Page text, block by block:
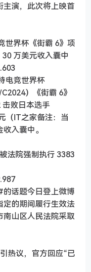
主演，此次将上映首
世界杯《街霸 6》项
万美元收入囊中
电竞世界杯
）《街霸 6》
击败日本选手
（IT之家备注：当
入囊中。
法院强制执行 3383
话题今日登上微博
定的期间履行生效法
南山区人民法院采取
热议，官方回应“已